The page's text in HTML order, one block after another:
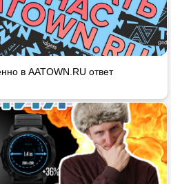
в AATOWN.RU ответ